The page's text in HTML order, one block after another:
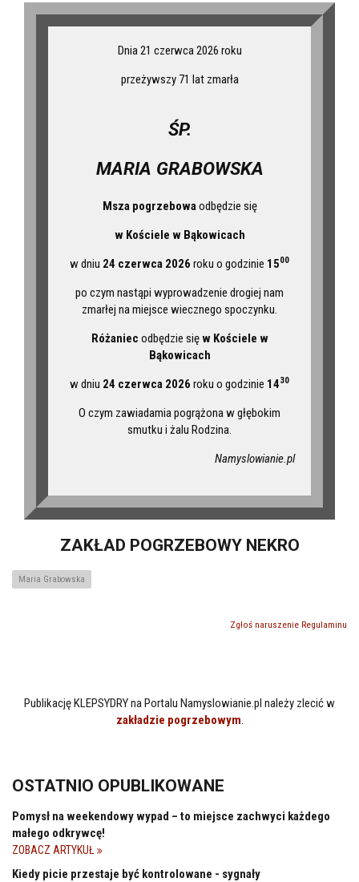
Dnia 21 czerwca 2026 roku
przeżywszy 71 lat zmarła
ŚP.
MARIA GRABOWSKA
Msza pogrzebowa odbędzie się
w Kościele w Bąkowicach
w dniu 24 czerwca 2026 roku o godzinie 1500
po czym nastąpi wyprowadzenie drogiej nam
zmarłej na miejsce wiecznego spoczynku.
Różaniec odbędzie sięw Kościele w
Bąkowicach
w dniu 24 czerwca 2026 roku o godzinie 1430
O czym zawiadamia pogrążona w głębokim
smutku i żalu Rodzina.
Namyslowianie.pl
ZAKŁAD POGRZEBOWY NEKRO
Maria Grabowska
Zgłoś naruszenie Regulaminu
Publikację KLEPSYDRY na Portalu Namyslowianie.pl należy zlecić w
zakładzie pogrzebowym
OSTATNIO OPUBLIKOWANE
Pomysł na weekendowy wypad – to miejsce zachwyci każdego
małego odkrywcę!
ZOBACZ ARTYKUŁ
Kiedy picie przestaje być kontrolowane - sygnały